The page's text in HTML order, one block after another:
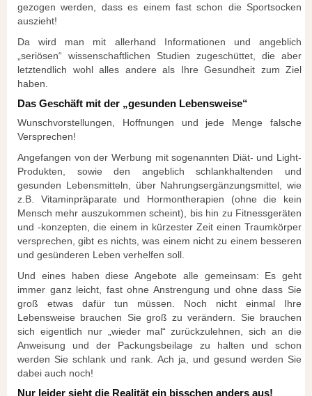
gezogen werden, dass es einem fast schon die Sportsocken
auszieht!
Da wird man mit allerhand Informationen und angeblich
„seriösen“ wissenschaftlichen Studien zugeschüttet, die aber
letztendlich wohl alles andere als Ihre Gesundheit zum Ziel
haben.
Das Geschäft mit der „gesunden Lebensweise“
Wunschvorstellungen, Hoffnungen und jede Menge falsche
Versprechen!
Angefangen von der Werbung mit sogenannten Diät- und Light-
Produkten, sowie den angeblich schlankhaltenden und
gesunden Lebensmitteln, über Nahrungsergänzungsmittel, wie
z.B. Vitaminpräparate und Hormontherapien (ohne die kein
Mensch mehr auszukommen scheint), bis hin zu Fitnessgeräten
und -konzepten, die einem in kürzester Zeit einen Traumkörper
versprechen, gibt es nichts, was einem nicht zu einem besseren
und gesünderen Leben verhelfen soll.
Und eines haben diese Angebote alle gemeinsam: Es geht
immer ganz leicht, fast ohne Anstrengung und ohne dass Sie
groß etwas dafür tun müssen. Noch nicht einmal Ihre
Lebensweise brauchen Sie groß zu verändern. Sie brauchen
sich eigentlich nur „wieder mal“ zurückzulehnen, sich an die
Anweisung und der Packungsbeilage zu halten und schon
werden Sie schlank und rank. Ach ja, und gesund werden Sie
dabei auch noch!
Nur leider sieht die Realität ein bisschen anders aus!